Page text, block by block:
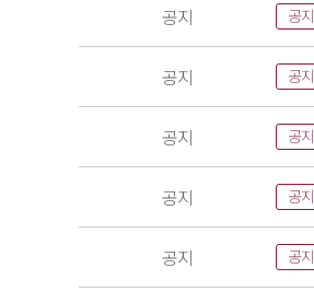
공지 공지
공지 공지
공지 공지
공지 공지
공지 공지